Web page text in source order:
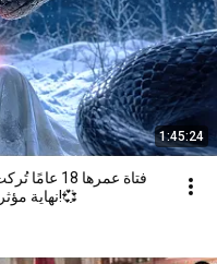
1:45:24
فتاة عمرها
فنالت بركته وتزوجها CEO، نهاية مؤثرة جدًا!💞